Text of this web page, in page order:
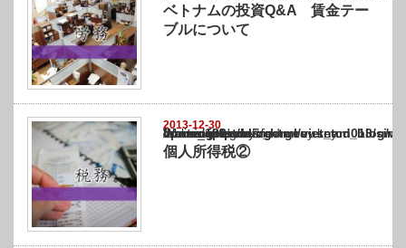
ベトナムの投資Q&A 賃金テー
ブルについて
2013-12-30
Warning
: Undefined array key "show_category" in
/home/netst/kuno-cpa.co.jp/public_html/vietnam_blog/wp-content/themes/
on line183
個人所得税②